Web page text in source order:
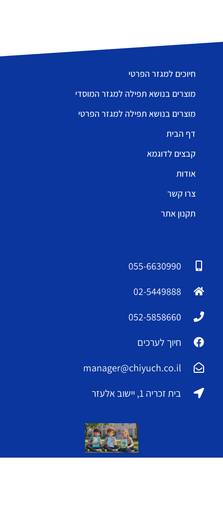
חיוכים למגזר הפרטי
מוצרים בנושא תפילה למגזר המוסדי
מוצרים בנושא תפילה למגזר הפרטי
דף הבית
קבצים לדוגמא
אודות
צרו קשר
תקנון אתר
055-6630990
02-5449888
052-5858660
חיוך לערכים
manager@chiyuch.co.il
בית זכריה 1, יישוב אלעזר